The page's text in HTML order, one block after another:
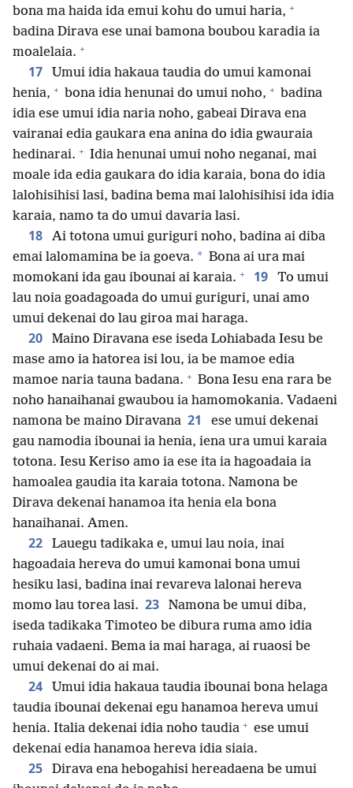
bona ma haida ida emui kohu do umui haria, +
badina Dirava ese unai bamona boubou karadia ia
moalelaia. +
17
Umui idia hakaua taudia do umui kamonai
henia, + bona idia henunai do umui noho, + badina
idia ese umui idia naria noho, gabeai Dirava ena
vairanai edia gaukara ena anina do idia gwauraia
hedinarai. + Idia henunai umui noho neganai, mai
moale ida edia gaukara do idia karaia, bona do idia
lalohisihisi lasi, badina bema mai lalohisihisi ida idia
karaia, namo ta do umui davaria lasi.
18
Ai totona umui guriguri noho, badina ai diba
emai lalomamina be ia goeva. * Bona ai ura mai
momokani ida gau ibounai ai karaia. + 19
To umui
lau noia goadagoada do umui guriguri, unai amo
umui dekenai do lau giroa mai haraga.
20
Maino Diravana ese iseda Lohiabada Iesu be
mase amo ia hatorea isi lou, ia be mamoe edia
mamoe naria tauna badana. + Bona Iesu ena rara be
noho hanaihanai gwaubou ia hamomokania. Vadaeni
namona be maino Diravana 21
ese umui dekenai
gau namodia ibounai ia henia, iena ura umui karaia
totona. Iesu Keriso amo ia ese ita ia hagoadaia ia
hamoalea gaudia ita karaia totona. Namona be
Dirava dekenai hanamoa ita henia ela bona
hanaihanai. Amen.
22
Lauegu tadikaka e, umui lau noia, inai
hagoadaia hereva do umui kamonai bona umui
hesiku lasi, badina inai revareva lalonai hereva
momo lau torea lasi. 23
Namona be umui diba,
iseda tadikaka Timoteo be dibura ruma amo idia
ruhaia vadaeni. Bema ia mai haraga, ai ruaosi be
umui dekenai do ai mai.
24
Umui idia hakaua taudia ibounai bona helaga
taudia ibounai dekenai egu hanamoa hereva umui
henia. Italia dekenai idia noho taudia + ese umui
dekenai edia hanamoa hereva idia siaia.
25
Dirava ena hebogahisi hereadaena be umui